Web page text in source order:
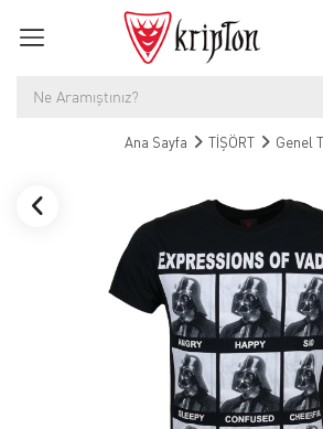
Ana Sayfa TİŞÖRT Genel